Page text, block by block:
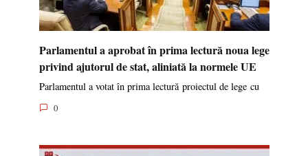
Parlamentul a aprobat în prima lectură noua lege
privind ajutorul de stat, aliniată la normele UE
Parlamentul a votat în prima lectură proiectul de lege cu
0